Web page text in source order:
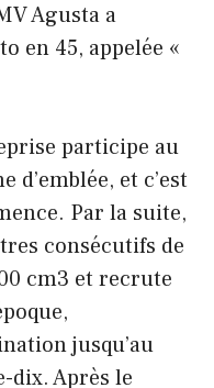
Agusta a
en 45, appelée «
participe au
d’emblée, et c’est
Par la suite,
consécutifs de
cm3 et recrute
jusqu’au
dix. Après le